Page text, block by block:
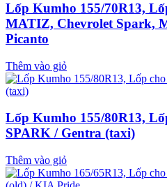
Lốp Kumho 155/70R13,
MATIZ, Chevrolet Spark,
Picanto
Thêm vào giỏ
Lốp Kumho 155/80R13,
SPARK / Gentra (taxi)
Thêm vào giỏ